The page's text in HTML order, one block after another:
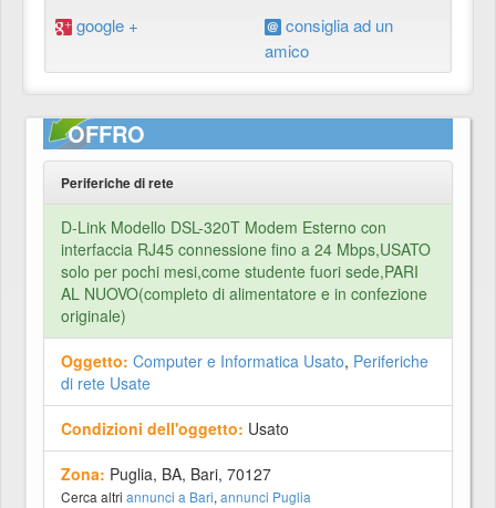
google +
consiglia ad un
amico
OFFRO
Periferiche di rete
D-Link Modello DSL-320T Modem Esterno con
interfaccia RJ45 connessione fino a 24 Mbps,USATO
solo per pochi mesi,come studente fuori sede,PARI
AL NUOVO(completo di alimentatore e in confezione
originale)
Oggetto: Computer e Informatica Usato, Periferiche
di rete Usate
Condizioni dell'oggetto: Usato
Zona: Puglia, BA, Bari, 70127
Cerca altri annunci a Bari, annunci Puglia